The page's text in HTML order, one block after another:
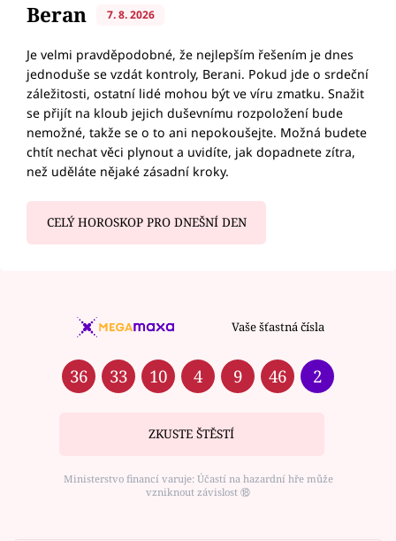
Beran 7. 8. 2026
Je velmi pravděpodobné, že nejlepším řešením je dnes
jednoduše se vzdát kontroly, Berani. Pokud jde o srdeční
záležitosti, ostatní lidé mohou být ve víru zmatku. Snažit
se přijít na kloub jejich duševnímu rozpoložení bude
nemožné, takže se o to ani nepokoušejte. Možná budete
chtít nechat věci plynout a uvidíte, jak dopadnete zítra,
než uděláte nějaké zásadní kroky.
CELÝ HOROSKOP PRO DNEŠNÍ DEN
Vaše šťastná čísla
36 33 10 4 9 46 2
ZKUSTE ŠTĚSTÍ
Ministerstvo financí varuje: Účastí na hazardní hře může
vzniknout závislost ⑱